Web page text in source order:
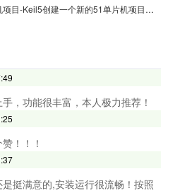
Keil5怎么创建一个新的51单片机项目-Keil5创建一个新的51单片机项目的方法
，功能很丰富，本人极力推荐！
！！！
挺满意的,安装运行很流畅！按照